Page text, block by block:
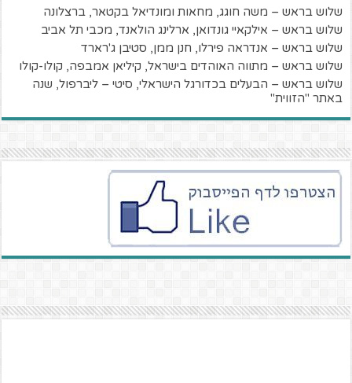
שלוש בראש – משה חוגג, מחאות ומונדיאל בקטאר, ברצלונה
שלוש בראש – אילקאיי גונדואן, ארלינג הולאנד, מכבי תל אביב
שלוש בראש – אנדראה פירלו, חנן ממן, סטיבן ג'רארד
שלוש בראש – מתווה האוהדים בישראל, קיליאן אמבפה, קולו-קולו
שלוש בראש – הבעלים בכדורגל הישראלי, סיטי – ליברפול, שנה
באתר "הזווית"